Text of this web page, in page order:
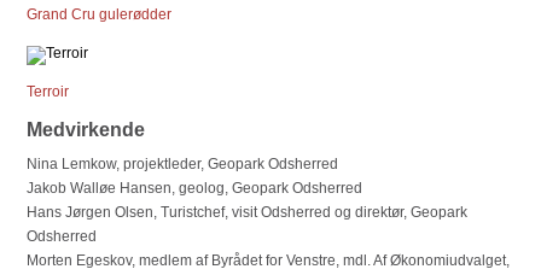
Grand Cru gulerødder
Terroir
Medvirkende
Nina Lemkow, projektleder, Geopark Odsherred
Jakob Walløe Hansen, geolog, Geopark Odsherred
Hans Jørgen Olsen, Turistchef, visit Odsherred og direktør, Geopark
Odsherred
Morten Egeskov, medlem af Byrådet for Venstre, mdl. Af Økonomiudvalget,